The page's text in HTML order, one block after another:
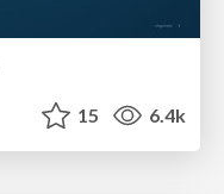
15 6.4k